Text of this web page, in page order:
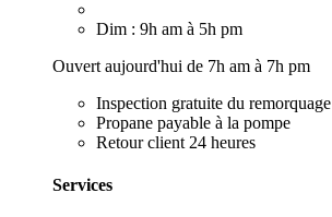
Dim : 9h am à 5h pm
Ouvert aujourd'hui de 7h am à 7h pm
Inspection gratuite du remorquage
Propane payable à la pompe
Retour client 24 heures
Services